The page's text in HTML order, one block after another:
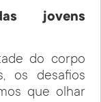
jovens
do corpo
os desafios
que olhar